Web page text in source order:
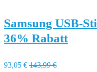
Samsung USB-
36% Rabatt
93,05 € 143,99 €